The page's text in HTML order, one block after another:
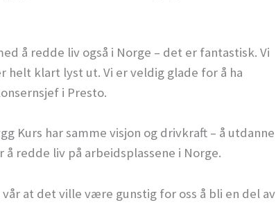
å redde liv også i Norge – det er fantastisk. Vi
klart lyst ut. Vi er veldig glade for å ha
i Presto.
Kurs har samme visjon og drivkraft – å utdanne
redde liv på arbeidsplassene i Norge.
at det ville være gunstig for oss å bli en del av